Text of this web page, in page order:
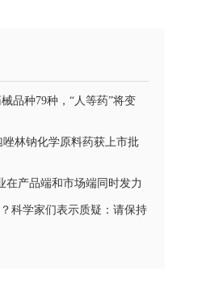
品种79种，“人等药”将变
唑林钠化学原料药获上市批
在产品端和市场端同时发力
科学家们表示质疑：请保持